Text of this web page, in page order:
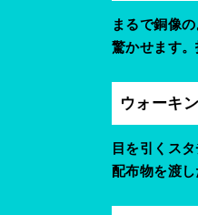
まるで銅像
驚かせます
ウォーキ
目を引くス
配布物を渡